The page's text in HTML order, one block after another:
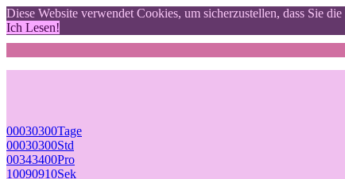
Diese Website verwendet Cookies, um sicherzustellen, dass Sie
Ich Lesen!
00030300Tage
00030300Std
00343400Pro
09080809Sek